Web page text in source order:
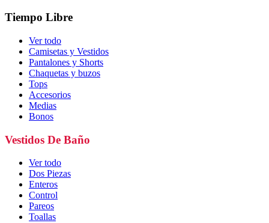
Tiempo Libre
Ver todo
Camisetas y Vestidos
Pantalones y Shorts
Chaquetas y buzos
Tops
Accesorios
Medias
Bonos
Vestidos De Baño
Ver todo
Dos Piezas
Enteros
Control
Pareos
Toallas